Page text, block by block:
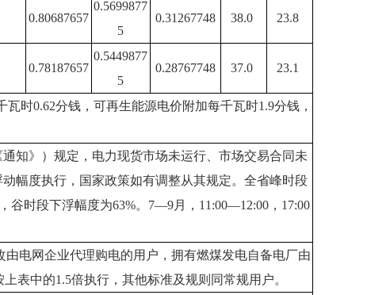
0.80687657
0.5699877
5
0.31267748 38.0 23.8
0.78187657
0.5449877
5
0.28767748 37.0 23.1
时0.62分钱，可再生能源电价附加每千瓦时1.9分钱，
知》）规定，电力现货市场未运行、市场交易合同未
幅度执行，国家政策如有调整从其规定。全省峰时段
谷时段下浮幅度为63%。7—9月，11:00—12:00，17:00
电网企业代理购电的用户，拥有燃煤发电自备电厂由
表中的1.5倍执行，其他标准及规则同常规用户。